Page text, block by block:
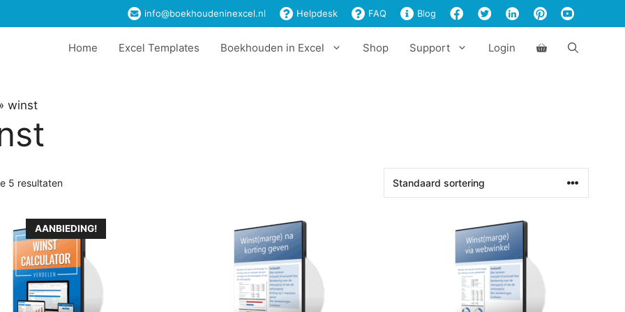
info@boekhoudeninexcel.nl Helpdesk FAQ Blog
Home Excel Templates Boekhouden in Excel Shop Support Login
winst
5 resultaten
AANBIEDING!